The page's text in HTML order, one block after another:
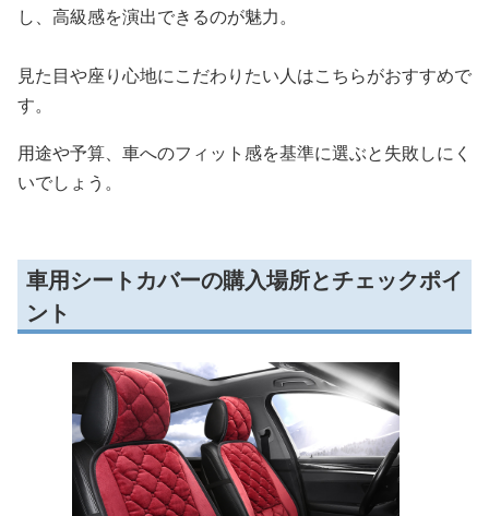
し、高級感を演出できるのが魅力。
見た目や座り心地にこだわりたい人はこちらがおすすめで
す。
用途や予算、車へのフィット感を基準に選ぶと失敗しにく
いでしょう。
車用シートカバーの購入場所とチェックポイ
ント